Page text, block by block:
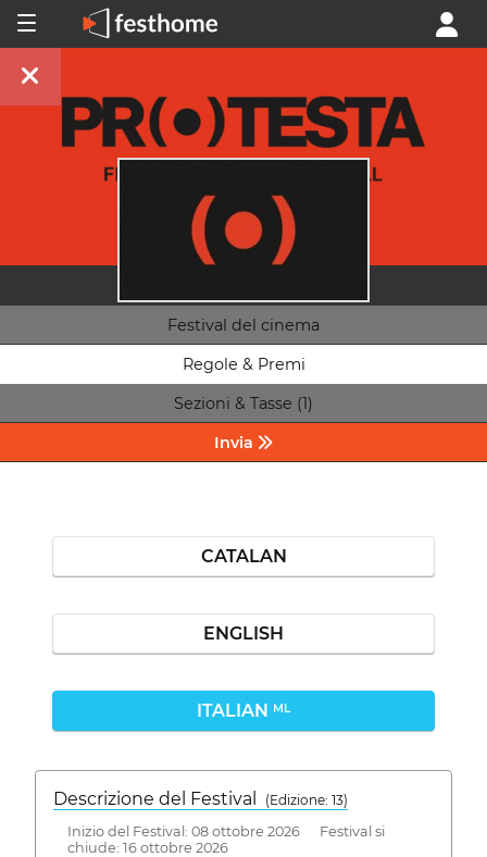
Festival del cinema
Regole & Premi
Sezioni & Tasse (1)
Invia
CATALAN
ENGLISH
ITALIAN ML
Descrizione del Festival
( Edizione: 13)
Inizio del Festival: 08 ottobre 2026 Festival si
chiude: 16 ottobre 2026